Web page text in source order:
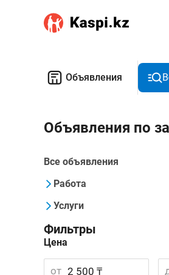
Объявления
Объявления по
Все объявления
Работа
Услуги
Фильтры
Цена
от